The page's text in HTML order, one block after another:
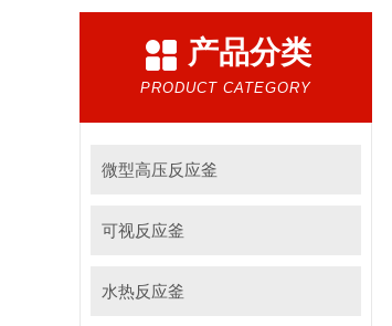
产品分类
PRODUCT CATEGORY
微型高压反应釜
可视反应釜
水热反应釜